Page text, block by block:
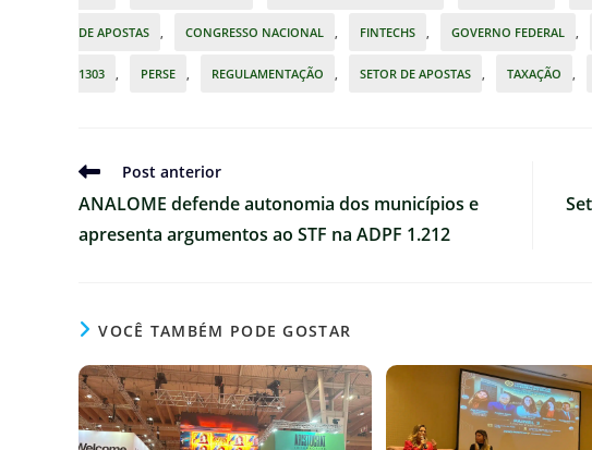
DE APOSTAS , CONGRESSO NACIONAL , FINTECHS , GOVERNO FEDERAL ,
1303 , PERSE , REGULAMENTAÇÃO , SETOR DE APOSTAS , TAXAÇÃO ,
Ler
artigos
Post anterior
ANALOME defende autonomia dos municípios e
apresenta argumentos ao STF na ADPF 1.212
VOCÊ TAMBÉM PODE GOSTAR